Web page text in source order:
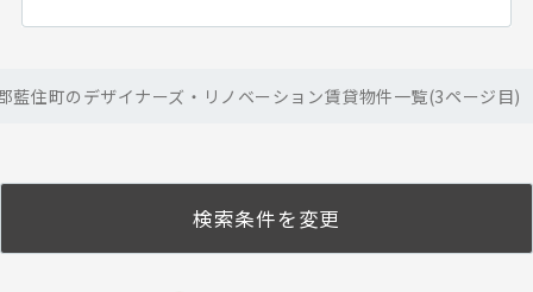
藍住町のデザイナーズ・リノベーション賃貸物件一覧(3ページ目)
検索条件を変更